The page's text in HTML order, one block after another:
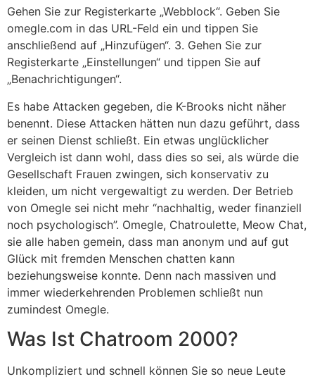
Gehen Sie zur Registerkarte „Webblock“. Geben Sie
omegle.com in das URL-Feld ein und tippen Sie
anschließend auf „Hinzufügen“. 3. Gehen Sie zur
Registerkarte „Einstellungen“ und tippen Sie auf
„Benachrichtigungen“.
Es habe Attacken gegeben, die K-Brooks nicht näher
benennt. Diese Attacken hätten nun dazu geführt, dass
er seinen Dienst schließt. Ein etwas unglücklicher
Vergleich ist dann wohl, dass dies so sei, als würde die
Gesellschaft Frauen zwingen, sich konservativ zu
kleiden, um nicht vergewaltigt zu werden. Der Betrieb
von Omegle sei nicht mehr “nachhaltig, weder finanziell
noch psychologisch”. Omegle, Chatroulette, Meow Chat,
sie alle haben gemein, dass man anonym und auf gut
Glück mit fremden Menschen chatten kann
beziehungsweise konnte. Denn nach massiven und
immer wiederkehrenden Problemen schließt nun
zumindest Omegle.
Was Ist Chatroom 2000?
Unkompliziert und schnell können Sie so neue Leute